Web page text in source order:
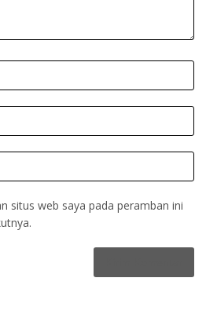
situs web saya pada peramban ini